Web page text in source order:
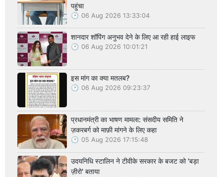
पहुंचा
06 Aug 2026 13:33:04
शानदार शॉपिंग अनुभव देने के लिए आ रही हाई लाइफ
06 Aug 2026 10:01:21
इस मांग का क्या मतलब?
06 Aug 2026 09:23:37
प्रधानमंत्री का भाषण मामला: संसदीय समिति ने
ज़करबर्ग को माफ़ी मांगने के लिए कहा
05 Aug 2026 17:15:48
उदयनिधि स्टालिन ने टीवीके सरकार के बजट को 'बड़ा
ज़ीरो' बताया